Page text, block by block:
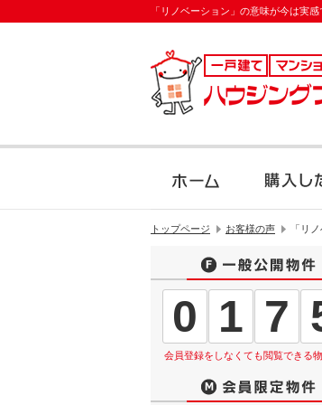
「リノベーション」の意味が今は実
トップページ お客様の声 「リ
0 1 7
会員登録をしなくても閲覧できる物